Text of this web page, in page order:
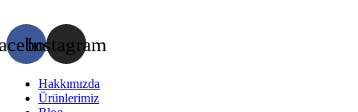
Instagram
Hakkımızda
Ürünlerimiz